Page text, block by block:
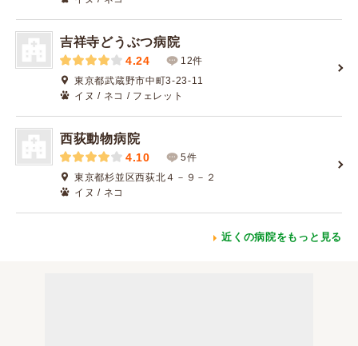
吉祥寺どうぶつ病院
4.24
12件
東京都武蔵野市中町3-23-11
イヌ / ネコ / フェレット
西荻動物病院
4.10
5件
東京都杉並区西荻北４－９－２
イヌ / ネコ
近くの病院をもっと見る